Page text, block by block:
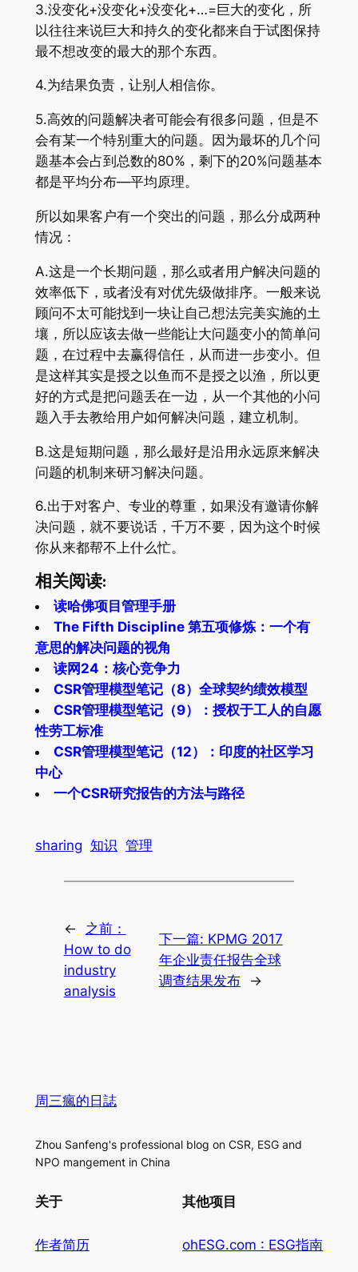
3.没变化+没变化+没变化+…=巨大的变化，所
以往往来说巨大和持久的变化都来自于试图保持
最不想改变的最大的那个东西。
4.为结果负责，让别人相信你。
5.高效的问题解决者可能会有很多问题，但是不
会有某一个特别重大的问题。因为最坏的几个问
题基本会占到总数的80%，剩下的20%问题基本
都是平均分布—平均原理。
所以如果客户有一个突出的问题，那么分成两种
情况：
A.这是一个长期问题，那么或者用户解决问题的
效率低下，或者没有对优先级做排序。一般来说
顾问不太可能找到一块让自己想法完美实施的土
壤，所以应该去做一些能让大问题变小的简单问
题，在过程中去赢得信任，从而进一步变小。但
是这样其实是授之以鱼而不是授之以渔，所以更
好的方式是把问题丢在一边，从一个其他的小问
题入手去教给用户如何解决问题，建立机制。
B.这是短期问题，那么最好是沿用永远原来解决
问题的机制来研习解决问题。
6.出于对客户、专业的尊重，如果没有邀请你解
决问题，就不要说话，千万不要，因为这个时候
你从来都帮不上什么忙。
相关阅读:
读哈佛项目管理手册
The Fifth Discipline 第五项修炼：一个有
意思的解决问题的视角
读网24：核心竞争力
CSR管理模型笔记（8）全球契约绩效模型
CSR管理模型笔记（9）：授权于工人的自愿
性劳工标准
CSR管理模型笔记（12）：印度的社区学习
中心
一个CSR研究报告的方法与路径
sharing 知识 管理
←
之前：
How to do
industry
analysis
下一篇: KPMG 2017
年企业责任报告全球
调查结果发布
→
周三瘋的日誌
Zhou Sanfeng's professional blog on CSR, ESG and
NPO mangement in China
关于
作者简历
其他项目
ohESG.com : ESG指南